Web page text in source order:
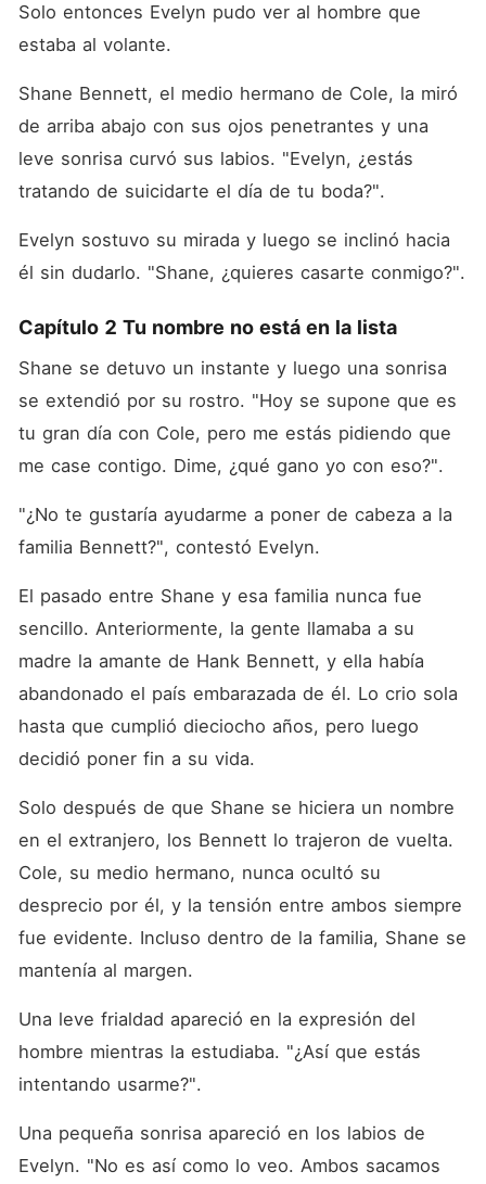
Solo entonces Evelyn pudo ver al hombre que
estaba al volante.
Shane Bennett, el medio hermano de Cole, la miró
de arriba abajo con sus ojos penetrantes y una
leve sonrisa curvó sus labios. "Evelyn, ¿estás
tratando de suicidarte el día de tu boda?".
Evelyn sostuvo su mirada y luego se inclinó hacia
Capítulo 2 Tu nombre no está en la lista
Shane se detuvo un instante y luego una sonrisa
se extendió por su rostro. "Hoy se supone que es
tu gran día con Cole, pero me estás pidiendo que
me case contigo. Dime, ¿qué gano yo con eso?".
"¿No te gustaría ayudarme a poner de cabeza a la
familia Bennett?", contestó Evelyn.
El pasado entre Shane y esa familia nunca fue
sencillo. Anteriormente, la gente llamaba a su
madre la amante de Hank Bennett, y ella había
abandonado el país embarazada de él. Lo crio sola
hasta que cumplió dieciocho años, pero luego
decidió poner fin a su vida.
Solo después de que Shane se hiciera un nombre
en el extranjero, los Bennett lo trajeron de vuelta.
Cole, su medio hermano, nunca ocultó su
desprecio por él, y la tensión entre ambos siempre
fue evidente. Incluso dentro de la familia, Shane se
mantenía al margen.
Una leve frialdad apareció en la expresión del
hombre mientras la estudiaba. "¿Así que estás
intentando usarme?".
Una pequeña sonrisa apareció en los labios de
Evelyn. "No es así como lo veo. Ambos sacamos